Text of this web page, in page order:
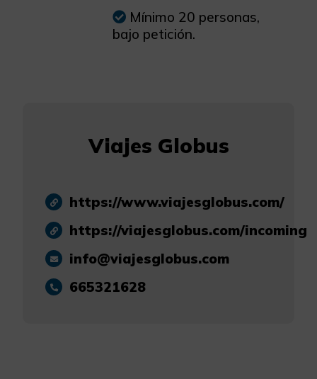
Mínimo 20 personas,
bajo petición.
Viajes Globus
https://www.viajesglobus.com/
https://viajesglobus.com/incoming
info@viajesglobus.com
665321628